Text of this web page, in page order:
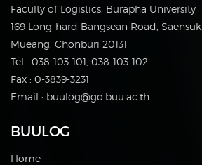
Faculty of Logistics, Burapha University
169 Long-hard Bangsean Road, Saensuk,
Mueang, Chonburi 20131
Tel : 038-103-101, 038-103-102
Fax : 0-3839-3231
Email : buulog@go.buu.ac.th
BUULOG
Home